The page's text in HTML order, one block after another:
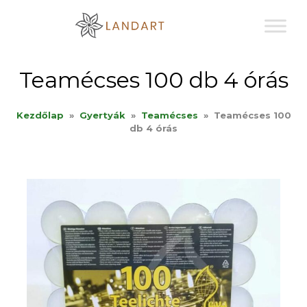
Teamécses 100 db 4 órás
Kezdőlap » Gyertyák » Teamécses » Teamécses 100
db 4 órás